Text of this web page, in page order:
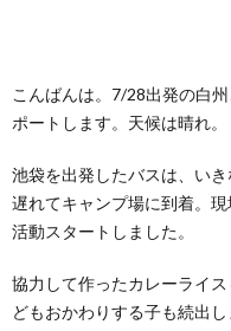
こんばんは。7/28出発の白
ポートします。天候は晴れ。
池袋を出発したバスは、い
遅れてキャンプ場に到着。
活動スタートしました。
協力して作ったカレーライ
どもおかわりする子も続出